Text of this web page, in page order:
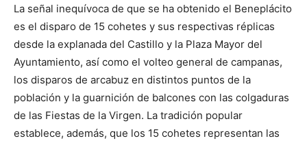
La señal inequívoca de que se ha obtenido el Beneplácito
es el disparo de 15 cohetes y sus respectivas réplicas
desde la explanada del Castillo y la Plaza Mayor del
Ayuntamiento, así como el volteo general de campanas,
los disparos de arcabuz en distintos puntos de la
población y la guarnición de balcones con las colgaduras
de las Fiestas de la Virgen. La tradición popular
establece, además, que los 15 cohetes representan las